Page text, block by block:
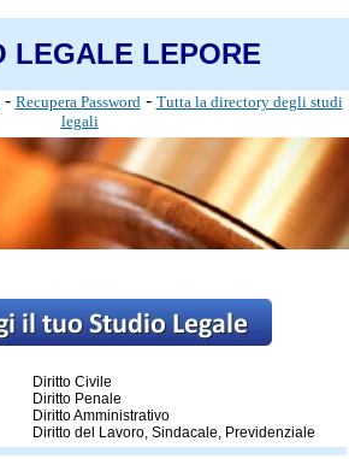
LEGALE LEPORE
- Recupera Password - Tutta la directory degli studi
legali
Diritto Civile
Diritto Penale
Diritto Amministrativo
Diritto del Lavoro, Sindacale, Previdenziale